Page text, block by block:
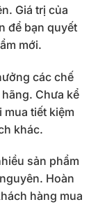
Giá trị của
để bạn quyết
mới.
các chế
Chưa kể
tiết kiệm
khác.
sản phẩm
Hoàn
hàng mua